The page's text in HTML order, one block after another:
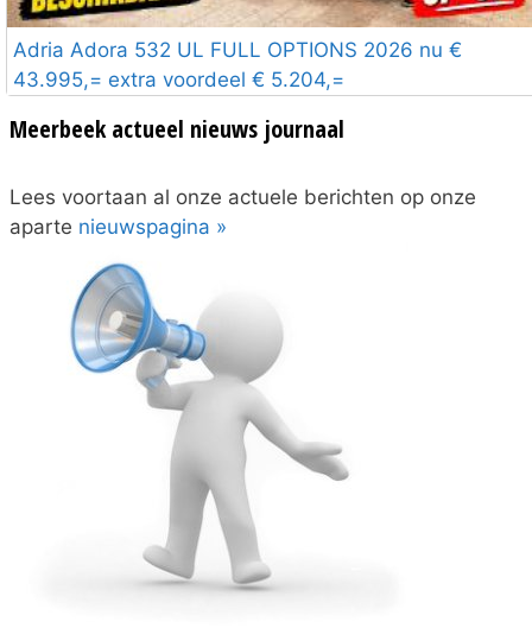
Adria Adora 532 UL FULL OPTIONS 2026 nu €
43.995,= extra voordeel € 5.204,=
Meerbeek actueel nieuws journaal
Lees voortaan al onze actuele berichten op onze
aparte nieuwspagina »